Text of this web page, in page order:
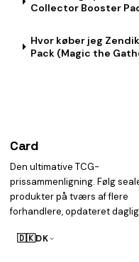
Collector Booster
Hvor køber jeg
Pack (Magic the
Card
Den ultimative TCG-
prissammenligning. Følg
produkter på tværs af flere
forhandlere, opdateret
🇩🇰DK